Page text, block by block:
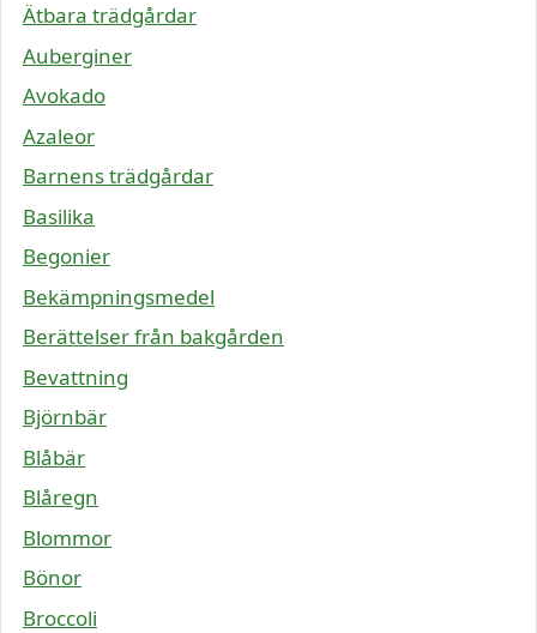
Ätbara trädgårdar
Auberginer
Avokado
Azaleor
Barnens trädgårdar
Basilika
Begonier
Bekämpningsmedel
Berättelser från bakgården
Bevattning
Björnbär
Blåbär
Blåregn
Blommor
Bönor
Broccoli